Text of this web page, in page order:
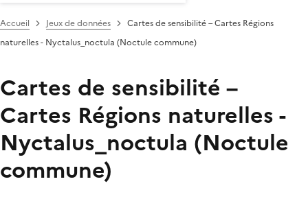
Accueil Jeux de données
Cartes de sensibilité – Cartes Régions
naturelles - Nyctalus_noctula (Noctule commune)
Cartes de sensibilité –
Cartes Régions naturelles -
Nyctalus_noctula (Noctule
commune)